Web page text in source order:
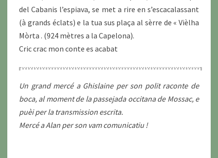
del Cabanis l’espiava, se met a rire en s’escacalassant
(à grands éclats) e la tua sus plaça al sèrre de « Vièlha
Mòrta . (924 mètres a la Capelona).
Cric crac mon conte es acabat
Un grand mercé a Ghislaine per son polit raconte de
boca, al moment de la passejada occitana de Mossac, e
puèi per la transmission escrita.
Mercé a Alan per son vam comunicatiu !